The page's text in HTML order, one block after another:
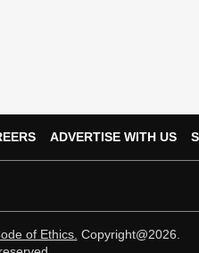
ADVERTISE WITH US
of Ethics. Copyright@2026.